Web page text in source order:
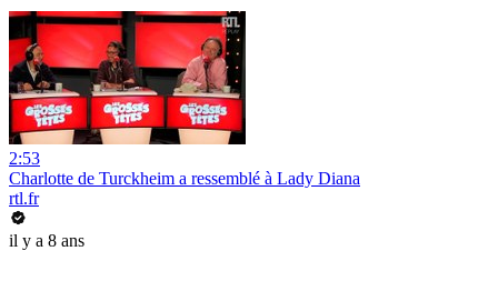
2:53
Charlotte de Turckheim a ressemblé à Lady Diana
rtl.fr
il y a 8 ans